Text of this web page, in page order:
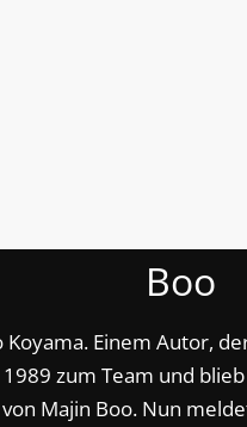
Boo
Einem Autor,
zum Team und
Majin Boo. Nun